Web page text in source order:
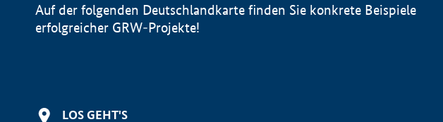
Auf der folgenden Deutschlandkarte finden Sie konkrete Beispiele
erfolgreicher GRW-Projekte!
LOS GEHT'S